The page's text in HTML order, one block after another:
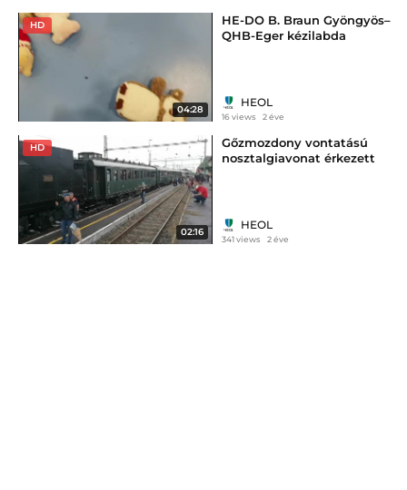
HD
04:28
HE-DO B. Braun Gyöngyös–
QHB-Eger kézilabda
HEOL
16 views 2 éve
HD
02:16
Gőzmozdony vontatású
nosztalgiavonat érkezett
HEOL
341 views 2 éve